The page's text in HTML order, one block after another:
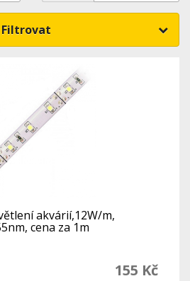
Filtrovat
akvárií,12W/m,
cena za 1m
155 Kč